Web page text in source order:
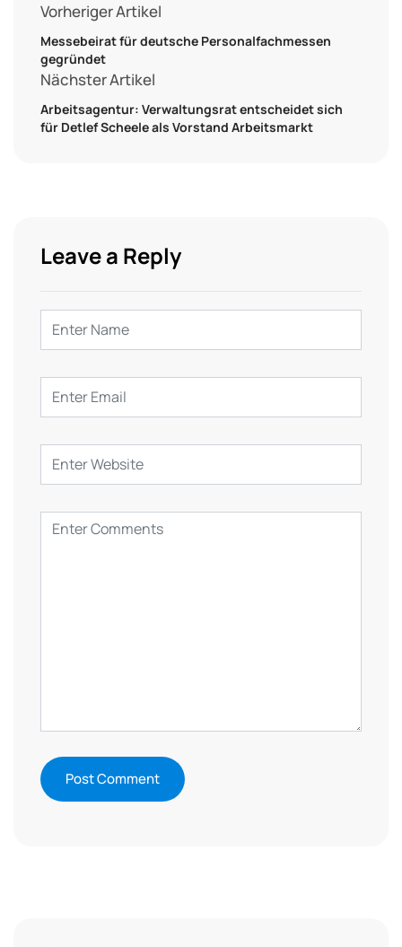
Vorheriger Artikel
Messebeirat für deutsche Personalfachmessen
gegründet
Nächster Artikel
Arbeitsagentur: Verwaltungsrat entscheidet sich
für Detlef Scheele als Vorstand Arbeitsmarkt
Leave a Reply